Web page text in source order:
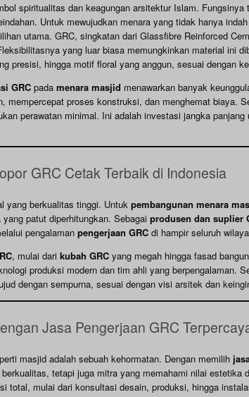
spiritualitas dan keagungan arsitektur Islam.
Untuk mewujudkan menara yang tidak hanya
utama. GRC, singkatan dari Glassfibre Reinforced
yang luar biasa memungkinkan material ini
presisi, hingga motif floral yang anggun, sesuai dengan
GRC pada menara masjid menawarkan banyak
mempercepat proses konstruksi, dan menghemat biaya.
perawatan minimal. Ini adalah investasi jangka
GRC Cetak Terbaik di Indonesia
yang berkualitas tinggi. Untuk pembangunan menara
yang patut diperhitungkan. Sebagai produsen dan suplier
pengalaman pengerjaan GRC di hampir seluruh
, mulai dari kubah GRC yang megah hingga fasad
produksi modern dan tim ahli yang berpengalaman.
dengan sempurna, sesuai dengan visi arsitek dan
Jasa Pengerjaan GRC
masjid adalah sebuah kehormatan. Dengan memilih
tetapi juga mitra yang memahami nilai
total, mulai dari konsultasi desain, produksi, hingga